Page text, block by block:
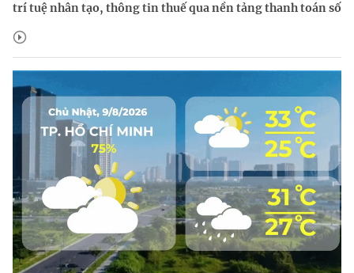
trí tuệ nhân tạo, thông tin thuế qua nền tảng thanh toán số